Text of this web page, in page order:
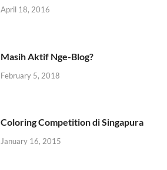
April 18, 2016
Masih Aktif Nge-Blog?
February 5, 2018
Coloring Competition di Singapura
January 16, 2015